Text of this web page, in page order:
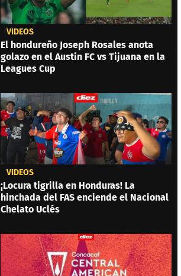
VIDEOS
El hondureño Joseph Rosales anota
golazo en el Austin FC vs Tijuana en la
Leagues Cup
VIDEOS
¡Locura tigrilla en Honduras! La
hinchada del FAS enciende el Nacional
Chelato Uclés